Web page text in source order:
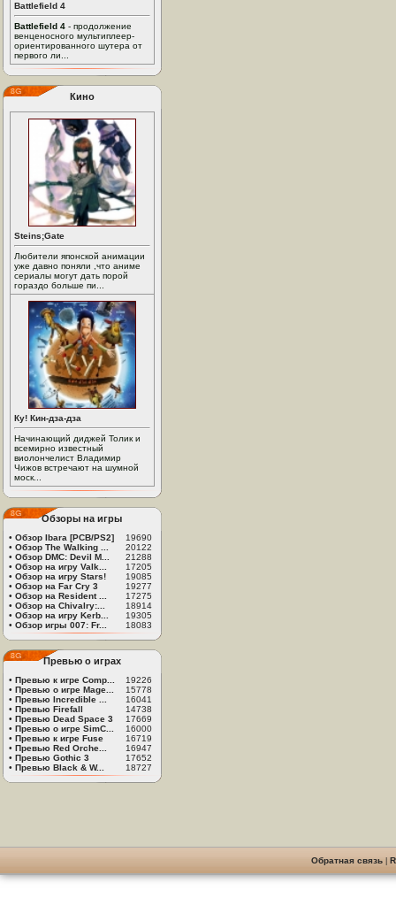
Battlefield 4
Battlefield 4 - продолжение
венценосного мультиплеер-
ориентированного шутера от
первого ли...
Кино
Steins;Gate
Любители японской анимации
уже давно поняли ,что аниме
сериалы могут дать порой
гораздо больше пи...
Ку! Кин-дза-дза
Начинающий диджей Толик и
всемирно известный
виолончелист Владимир
Чижов встречают на шумной
моск...
Обзоры на игры
• Обзор Ibara [PCB/PS2]
19690
• Обзор The Walking ...
20122
• Обзор DMC: Devil M...
21288
• Обзор на игру Valk...
17205
• Обзор на игру Stars!
19085
• Обзор на Far Cry 3
19277
• Обзор на Resident ...
17275
• Обзор на Chivalry:...
18914
• Обзор на игру Kerb...
19305
• Обзор игры 007: Fr... 18083
Превью о играх
• Превью к игре Comp...
19226
• Превью о игре Mage...
15778
• Превью Incredible ...
16041
• Превью Firefall
14738
• Превью Dead Space 3
17669
• Превью о игре SimC...
16000
• Превью к игре Fuse
16719
• Превью Red Orche...
16947
• Превью Gothic 3
17652
• Превью Black & W... 18727
Обратная связь